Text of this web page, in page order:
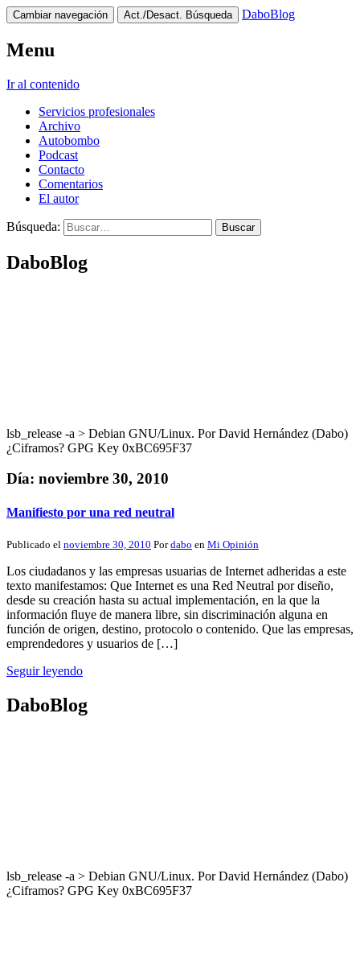
Cambiar navegación Act./Desact. Búsqueda DaboBlog
Menu
Ir al contenido
Servicios profesionales
Archivo
Autobombo
Podcast
Contacto
Comentarios
El autor
Búsqueda:
DaboBlog
lsb_release -a > Debian GNU/Linux. Por David Hernández (Dabo)
¿Ciframos? GPG Key 0xBC695F37
Día: noviembre 30, 2010
Manifiesto por una red neutral
Publicado el noviembre 30, 2010 Pordabo en Mi Opinión
Los ciudadanos y las empresas usuarias de Internet adheridas a este
texto manifestamos: Que Internet es una Red Neutral por diseño,
desde su creación hasta su actual implementación, en la que la
información fluye de manera libre, sin discriminación alguna en
función de origen, destino, protocolo o contenido. Que las empresas,
emprendedores y usuarios de […]
Seguir leyendo
DaboBlog
lsb_release -a > Debian GNU/Linux. Por David Hernández (Dabo)
¿Ciframos? GPG Key 0xBC695F37